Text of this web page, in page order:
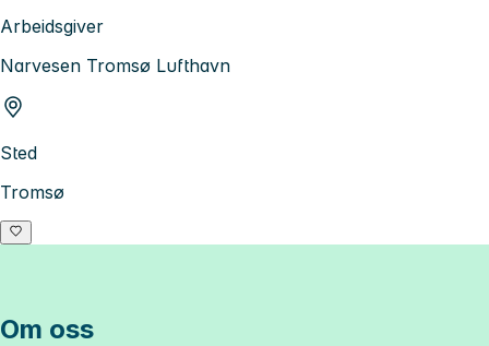
Arbeidsgiver
Narvesen Tromsø Lufthavn
Sted
Tromsø
Om oss